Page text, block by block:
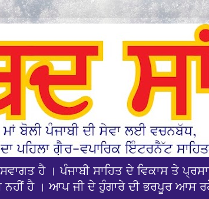
ਹੈ । ਪੰਜਾਬੀ ਸਾਹਿਤ ਦੇ ਵਿਕਾਸ ਤੇ
ਨਹੀਂ ਹੈ । ਆਪ ਜੀ ਦੇ ਹੁੰਗਾਰੇ ਦੀ ਭਰਪੂਰ ਆਸ